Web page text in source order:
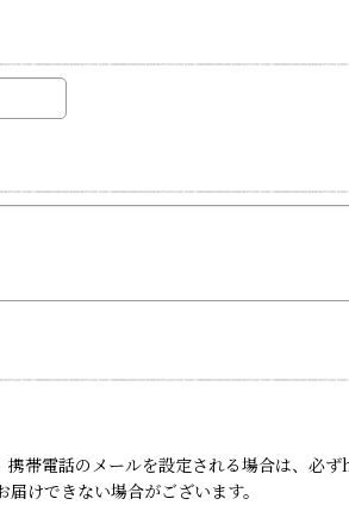
帯電話のメールを設定される場合は、
けできない場合がございます。